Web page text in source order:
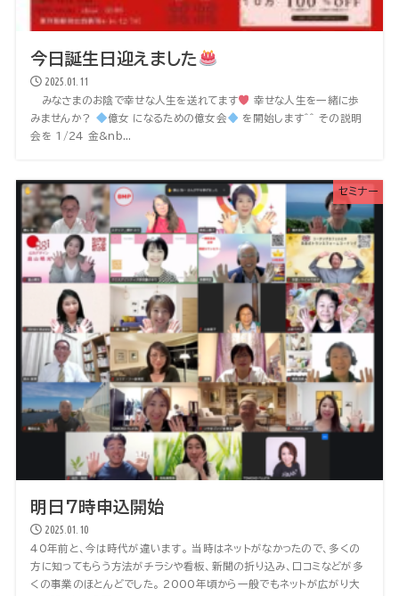
今日誕生日迎えました
2025.01.11
みなさまのお陰で幸せな人生を送れてます
幸せな人生を一緒に歩
みませんか？
億女 になるための億女会
を開始します^^ その説明
会を 1/24 金&nb...
セミナー
明日7時申込開始
2025.01.10
40年前と、今は時代が違います。 当時はネットがなかったので、多くの
方に知ってもらう方法がチラシや看板、新聞の折り込み、口コミなどが多
くの事業のほとんどでした。 2000年頃から一般でもネットが広がり大